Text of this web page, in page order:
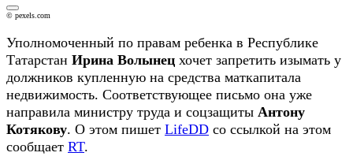
© pexels.com
Уполномоченный по правам ребенка в Республике
Татарстан Ирина Волынец хочет запретить изымать у
должников купленную на средства маткапитала
недвижимость. Соответствующее письмо она уже
направила министру труда и соцзащиты Антону
Котякову. О этом пишет LifeDD со ссылкой на этом
сообщает RT.